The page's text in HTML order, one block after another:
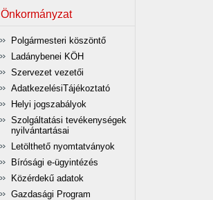
Önkormányzat
Polgármesteri köszöntő
Ladánybenei KÖH
Szervezet vezetői
AdatkezelésiTájékoztató
Helyi jogszabályok
Szolgáltatási tevékenységek
nyilvántartásai
Letölthető nyomtatványok
Bírósági e-ügyintézés
Közérdekű adatok
Gazdasági Program